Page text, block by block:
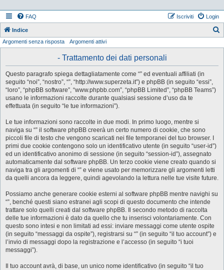
FAQ Login
Iscriviti
Indice
Argomenti senza risposta Argomenti attivi
- Trattamento dei dati personali
Questo paragrafo spiega dettagliatamente come “” ed eventuali affiliati (in
seguito “noi”, “nostro”, “”, “http://www.superzeta.it”) e phpBB (in seguito “essi”,
“loro”, “phpBB software”, “www.phpbb.com”, “phpBB Limited”, “phpBB Teams”)
usano le informazioni raccolte durante qualsiasi sessione d’uso da te
effettuata (in seguito “le tue informazioni”).
Le tue informazioni sono raccolte in due modi. In primo luogo, mentre si
naviga su “” il software phpBB creerà un certo numero di cookie, che sono
piccoli file di testo che vengono scaricati nei file temporanei del tuo browser. I
primi due cookie contengono solo un identificativo utente (in seguito “user-id”)
ed un identificativo anonimo di sessione (in seguito “session-id”), assegnato
automaticamente dal software phpBB. Un terzo cookie viene creato quando si
naviga tra gli argomenti di “” e viene usato per memorizzare gli argomenti letti
da quelli ancora da leggere, quindi agevolando la lettura nelle tue visite future.
Possiamo anche generare cookie esterni al software phpBB mentre navighi su
“”, benché questi siano estranei agli scopi di questo documento che intende
trattare solo quelli creati dal software phpBB. Il secondo metodo di raccolta
delle tue informazioni è dato da quello che tu inserisci volontariamente. Con
questo sono intesi e non limitati ad essi: inviare messaggi come utente ospite
(in seguito “messaggi da ospite”), registrarsi su “” (in seguito “il tuo account”) e
l’invio di messaggi dopo la registrazione e l’accesso (in seguito “i tuoi
messaggi”).
Il tuo account avrà, di base, un unico nome identificativo (in seguito “il tuo